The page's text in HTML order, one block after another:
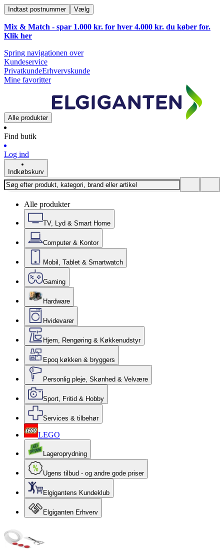
Indtast postnummer Vælg
Mix & Match - spar 1.000 kr. for hver 4.000 kr. du køber for.
Klik her
Spring navigationen over
Kundeservice
PrivatkundeErhvervskunde
Mine favoritter
Alle produkter
Find butik
Log ind
Indkøbskurv
Alle produkter
TV, Lyd & Smart Home
Computer & Kontor
Mobil, Tablet & Smartwatch
Gaming
Hardware
Hvidevarer
Hjem, Rengøring & Køkkenudstyr
Epoq køkken & bryggers
Personlig pleje, Skønhed & Velvære
Sport, Fritid & Hobby
Services & tilbehør
LEGO
Lageroprydning
Ugens tilbud - og andre gode priser
Elgigantens Kundeklub
Elgiganten Erhverv